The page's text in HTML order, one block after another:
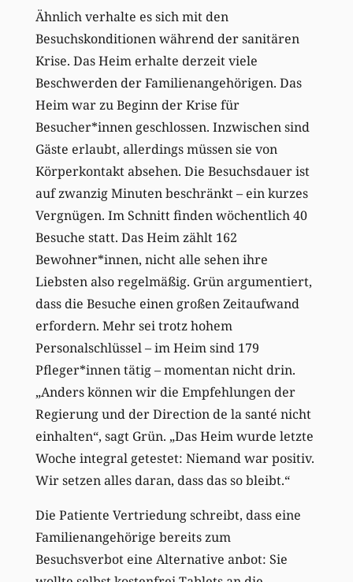
Ähnlich verhalte es sich mit den
Besuchskonditionen während der sanitären
Krise. Das Heim erhalte derzeit viele
Beschwerden der Familienangehörigen. Das
Heim war zu Beginn der Krise für
Besucher*innen geschlossen. Inzwischen sind
Gäste erlaubt, allerdings müssen sie von
Körperkontakt absehen. Die Besuchsdauer ist
auf zwanzig Minuten beschränkt – ein kurzes
Vergnügen. Im Schnitt finden wöchentlich 40
Besuche statt. Das Heim zählt 162
Bewohner*innen, nicht alle sehen ihre
Liebsten also regelmäßig. Grün argumentiert,
dass die Besuche einen großen Zeitaufwand
erfordern. Mehr sei trotz hohem
Personalschlüssel – im Heim sind 179
Pfleger*innen tätig – momentan nicht drin.
„Anders können wir die Empfehlungen der
Regierung und der Direction de la santé nicht
einhalten“, sagt Grün. „Das Heim wurde letzte
Woche integral getestet: Niemand war positiv.
Wir setzen alles daran, dass das so bleibt.“
Die Patiente Vertriedung schreibt, dass eine
Familienangehörige bereits zum
Besuchsverbot eine Alternative anbot: Sie